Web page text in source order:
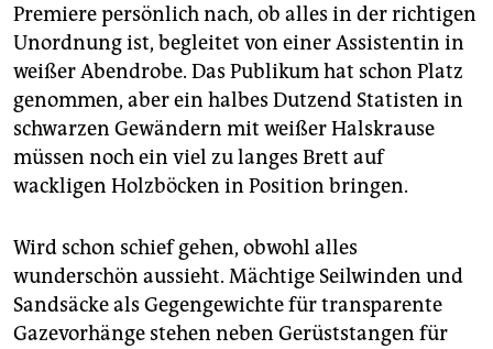
Premiere persönlich nach, ob alles in der richtigen
Unordnung ist, begleitet von einer Assistentin in
weißer Abendrobe. Das Publikum hat schon Platz
genommen, aber ein halbes Dutzend Statisten in
schwarzen Gewändern mit weißer Halskrause
müssen noch ein viel zu langes Brett auf
wackligen Holzböcken in Position bringen.
Wird schon schief gehen, obwohl alles
wunderschön aussieht. Mächtige Seilwinden und
Sandsäcke als Gegengewichte für transparente
Gazevorhänge stehen neben Gerüststangen für